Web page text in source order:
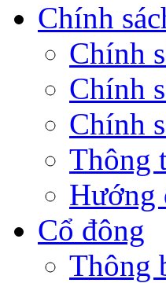
Chính
Chính
Chính
Chính
Thông
Hướng
Cổ đông
Thông